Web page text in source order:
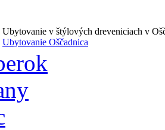
Ubytovanie v štýlových dreveniciach v
Ubytovanie Oščadnica